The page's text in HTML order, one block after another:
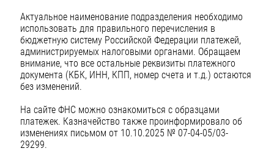
Актуальное наименование подразделения необходимо
использовать для правильного перечисления в
бюджетную систему Российской Федерации платежей,
администрируемых налоговыми органами. Обращаем
внимание, что все остальные реквизиты платежного
документа (КБК, ИНН, КПП, номер счета и т.д.) остаются
без изменений.
На сайте ФНС можно ознакомиться с образцами
платежек. Казначейство также проинформировало об
изменениях письмом от 10.10.2025 № 07-04-05/03-
29299.